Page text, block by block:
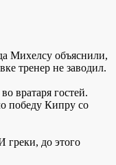
Михелсу объяснили,
тренер не заводил.
вратаря гостей.
победу Кипру со
греки, до этого